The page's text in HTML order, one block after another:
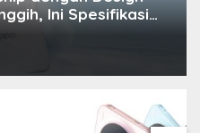
Ini Spesifikasi